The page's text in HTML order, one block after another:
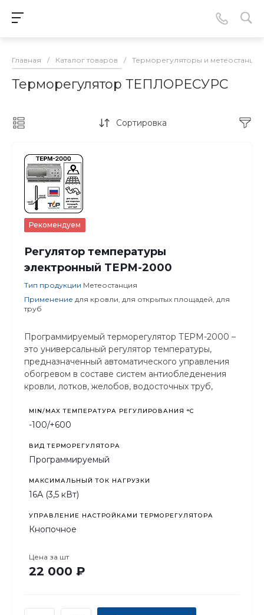
Главная / Каталог товаров / Терморегуляторы и
Терморегулятор ТЕПЛОРЕСУРС
Сортировка
Рекомендуем
Регулятор температуры
электронный ТЕРМ-2000
Тип продукции Метеостанция
Применение для кровли, для открытых площадей, для
труб
Программируемый терморегулятор ТЕРМ-2000 –
это универсальный регулятор температуры,
предназначенный автоматического управления
обогревом в составе систем антиобледенения
кровли, лотков, желобов, водосточных труб,
очистки их поверхностей от
атмосферных осадков и предотвращения
MIN/MAX ТЕМПЕРАТУРА РЕГУЛИРОВАНИЯ °С
-100/+600
ВИД ТЕРМОРЕГУЛЯТОРА
Программируемый
МАКСИМАЛЬНЫЙ ТОК НАГРУЗКИ
16А (3,5 кВт)
УПРАВЛЕНИЕ НАСТРОЙКАМИ ТЕРМОРЕГУЛЯТОРА
Кнопочное
Цена за шт
22 000 ₽